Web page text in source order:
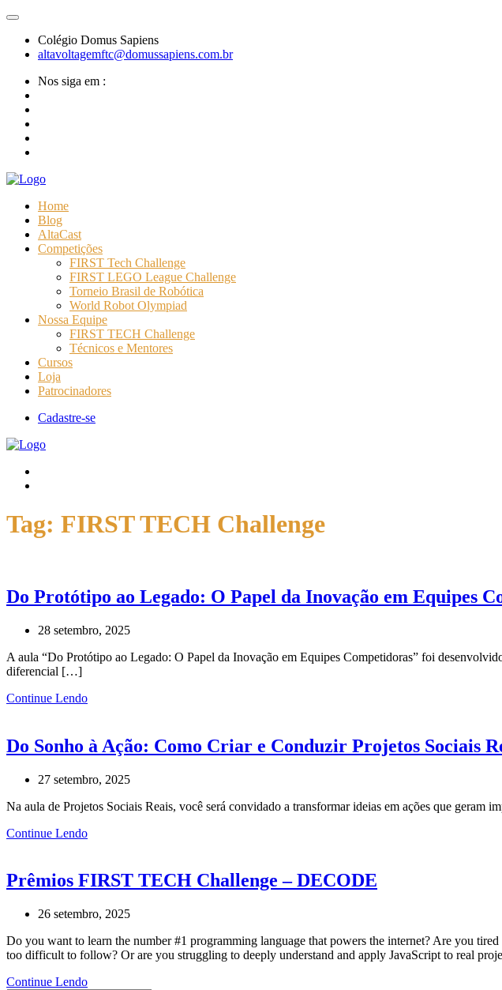
Colégio Domus Sapiens
altavoltagemftc@domussapiens.com.br
Nos siga em :
Home
Blog
AltaCast
Competições
FIRST Tech Challenge
FIRST LEGO League Challenge
Torneio Brasil de Robótica
World Robot Olympiad
Nossa Equipe
FIRST TECH Challenge
Técnicos e Mentores
Cursos
Loja
Patrocinadores
Cadastre-se
Tag: FIRST TECH Challenge
Do Protótipo ao Legado: O Papel da Inovação em Equipes
28 setembro, 2025
A aula “Do Protótipo ao Legado: O Papel da Inovação em Equipes Competidoras” foi
diferencial […]
Continue Lendo
Do Sonho à Ação: Como Criar e Conduzir Projetos Sociais
27 setembro, 2025
Na aula de Projetos Sociais Reais, você será convidado a transformar ideias em ações que geram
Continue Lendo
Prêmios FIRST TECH Challenge – DECODE
26 setembro, 2025
Do you want to learn the number #1 programming language that powers the internet? Are you
too difficult to follow? Or are you struggling to deeply understand and apply JavaScript to real
Continue Lendo